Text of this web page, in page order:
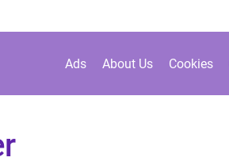
Ads About Us Cookies